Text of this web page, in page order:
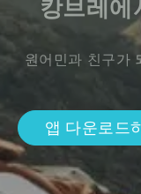
캉브레에
원어민과 친구가
앱 다운로드